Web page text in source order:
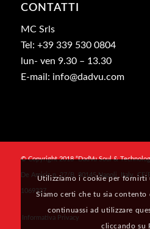
CONTATTI
MC Srls
Tel: +39 339 530 0804
lun- ven 9.30 – 13.30
E-mail: info@dadvu.com
© Copyright 2018 “DadVu Soul &
De Amicis n. 27/B, 80145 Napoli, Italy, CF/
1069327
Informativa Privacy
Utilizziamo i cookie per fornirti
Siamo certi che tu sia contento
continuassi ad utilizzare
cliccando su